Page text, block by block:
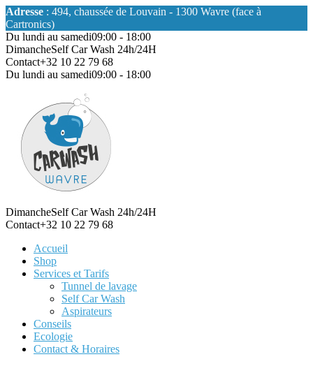
Adresse : 494, chaussée de Louvain - 1300 Wavre (face à
Cartronics)
Du lundi au samedi09:00 - 18:00
DimancheSelf Car Wash 24h/24H
Contact+32 10 22 79 68
Du lundi au samedi09:00 - 18:00
DimancheSelf Car Wash 24h/24H
Contact+32 10 22 79 68
Accueil
Shop
Services et Tarifs
Tunnel de lavage
Self Car Wash
Aspirateurs
Conseils
Ecologie
Contact & Horaires